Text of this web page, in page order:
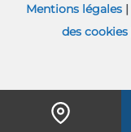
Mentions légales|
des cookies